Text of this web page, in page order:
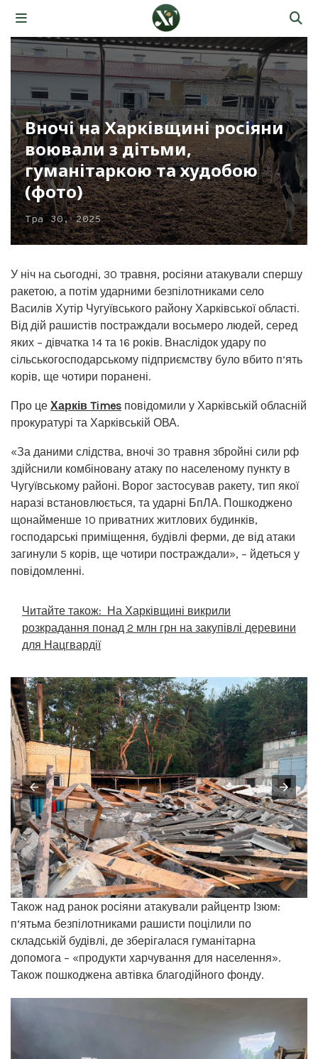
Вночі на Харківщині росіяни
воювали з дітьми,
гуманітаркою та худобою
(фото)
Тра 30, 2025
У ніч на сьогодні, 30 травня, росіяни атакували спершу
ракетою, а потім ударними безпілотниками село
Василів Хутір Чугуївського району Харківської області.
Від дій рашистів постраждали восьмеро людей, серед
яких – дівчатка 14 та 16 років. Внаслідок удару по
сільськогосподарському підприємству було вбито п’ять
корів, ще чотири поранені.
Про це Харків Times повідомили у Харківській обласній
прокуратурі та Харківській ОВА.
«За даними слідства, вночі 30 травня збройні сили рф
здійснили комбіновану атаку по населеному пункту в
Чугуївському районі. Ворог застосував ракету, тип якої
наразі встановлюється, та ударні БпЛА. Пошкоджено
щонайменше 10 приватних житлових будинків,
господарські приміщення, будівлі ферми, де від атаки
загинули 5 корів, ще чотири постраждали», – йдеться у
повідомленні.
Читайте також: На Харківщині викрили
розкрадання понад 2 млн грн на закупівлі деревини
для Нацгвардії
Також над ранок росіяни атакували райцентр Ізюм:
п’ятьма безпілотниками рашисти поцілили по
складській будівлі, де зберігалася гуманітарна
допомога – «продукти харчування для населення».
Також пошкоджена автівка благодійного фонду.